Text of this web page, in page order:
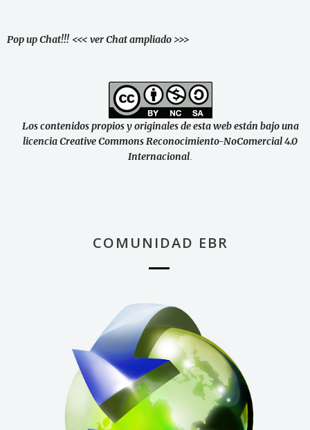
Pop up Chat!!! <<< ver Chat ampliado >>>
Los contenidos propios y originales de esta web están bajo una
licencia Creative Commons Reconocimiento-NoComercial 4.0
Internacional
COMUNIDAD EBR